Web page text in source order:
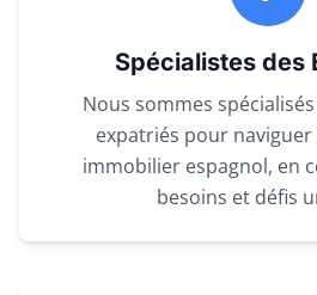
Spécialistes des
Nous sommes
expatriés pour
immobilier espagnol, en
besoins et défis